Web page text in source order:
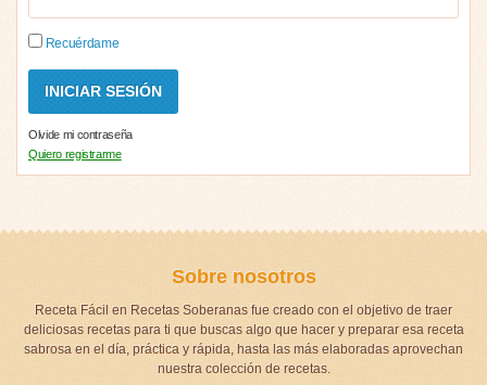
Recuérdame
Olvide mi contraseña
Quiero registrarme
Sobre nosotros
Receta Fácil en Recetas Soberanas fue creado con el objetivo de traer
deliciosas recetas para ti que buscas algo que hacer y preparar esa receta
sabrosa en el día, práctica y rápida, hasta las más elaboradas aprovechan
nuestra colección de recetas.